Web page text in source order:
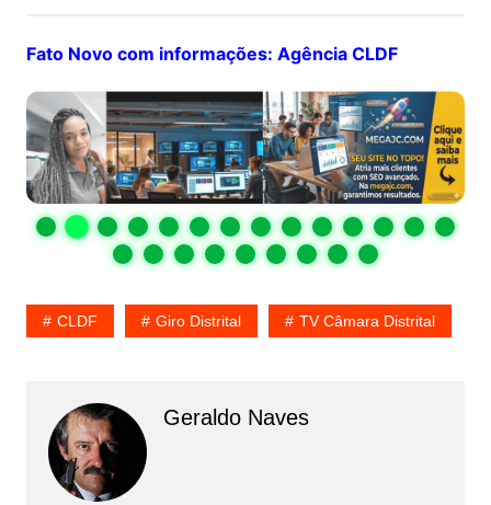
Fato Novo com informações: Agência CLDF
CLDF Giro Distrital TV Câmara Distrital
Geraldo Naves